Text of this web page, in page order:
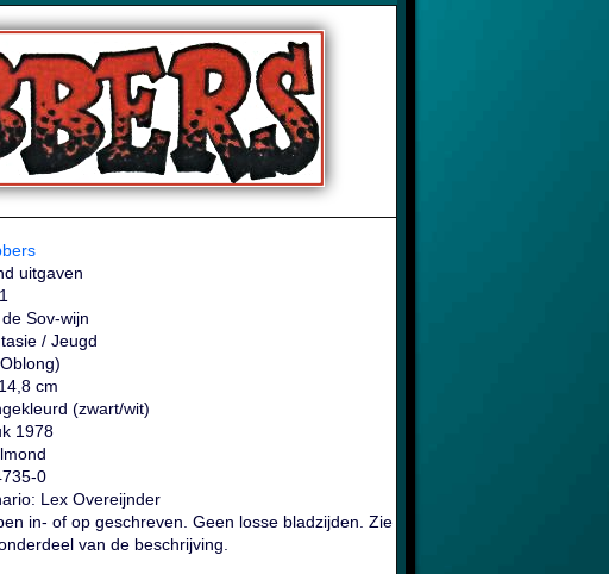
uitgaven
Sov-wijn
/ Jeugd
cm
(zwart/wit)
1978
0
Lex Overeijnder
in- of op geschreven. Geen losse bladzijden. Zie
van de beschrijving.